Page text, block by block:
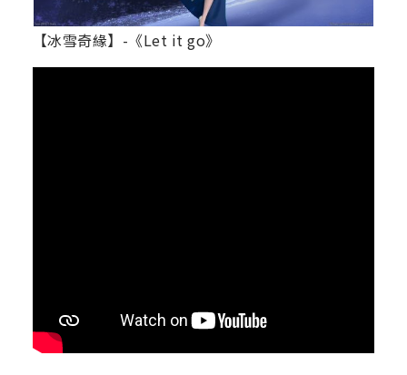
【冰雪奇緣】-《Let it go》